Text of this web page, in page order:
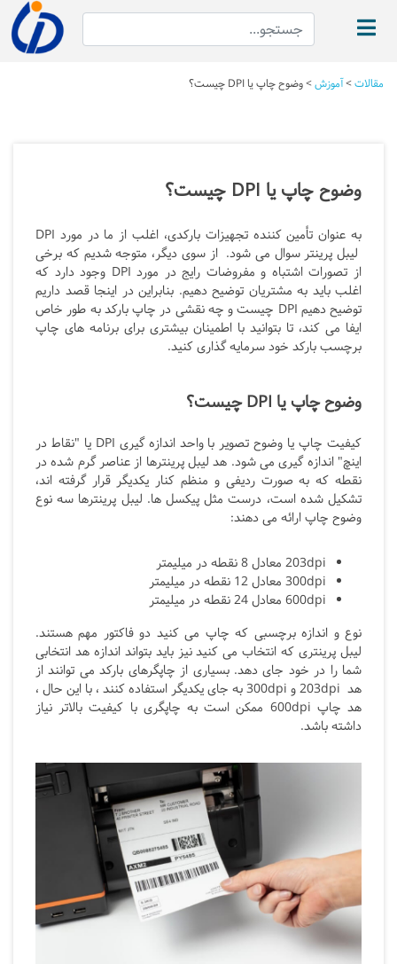
مقالات>آموزش>وضوح چاپ یا DPI چیست؟
وضوح چاپ یا DPI چیست؟
به عنوان تأمین کننده تجهیزات بارکدی، اغلب از ما در مورد DPI
لیبل پرینتر سوال می شود. از سوی دیگر، متوجه شدیم که برخی
از تصورات اشتباه و مفروضات رایج در مورد DPI وجود دارد که
اغلب باید به مشتریان توضیح دهیم. بنابراین در اینجا قصد داریم
توضیح دهیم
DPI چیست و چه نقشی در چاپ بارکد به طور خاص
ایفا می کند، تا بتوانید با اطمینان بیشتری برای برنامه های چاپ
برچسب بارکد خود سرمایه گذاری کنید.
وضوح چاپ یا DPI چیست؟
کیفیت چاپ یا وضوح تصویر با واحد اندازه گیری DPI یا "نقاط در
اینچ" اندازه گیری می شود. هد لیبل پرینترها از عناصر گرم شده در
نقطه که به صورت ردیفی و منظم کنار یکدیگر قرار گرفته اند،
تشکیل شده است، درست مثل پیکسل ها. لیبل پرینترها سه نوع
وضوح چاپ ارائه می دهند:
203dpi معادل 8 نقطه در میلیمتر
300dpi معادل 12 نقطه در میلیمتر
600dpi معادل 24 نقطه در میلیمتر
نوع و اندازه برچسبی که چاپ می کنید دو فاکتور مهم هستند.
لیبل پرینتری که انتخاب می کنید نیز باید بتواند اندازه هد انتخابی
شما را در خود جای دهد. بسیاری از چاپگرهای بارکد می توانند از
هد 203dpi و 300dpi به جای یکدیگر استفاده کنند ، با این حال ،
هد چاپ 600dpi ممکن است به چاپگری با کیفیت بالاتر نیاز
داشته باشد.